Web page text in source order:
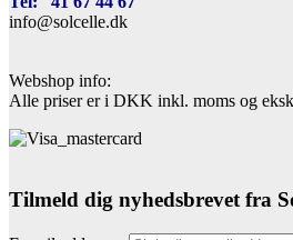
info@solcelle.dk
Webshop info:
Alle priser er i DKK inkl. moms og
Tilmeld dig nyhedsbrevet fra